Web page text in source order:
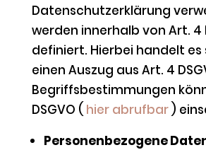
Datenschutzerklärung
werden innerhalb von Art. 4
definiert. Hierbei handelt es
einen Auszug aus Art. 4
Begriffsbestimmungen
DSGVO ( hier abrufbar)
Personenbezogene